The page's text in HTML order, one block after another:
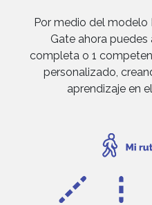
Por medio del modelo
Gate ahora
completa o 1
personalizado,
aprendizaje en